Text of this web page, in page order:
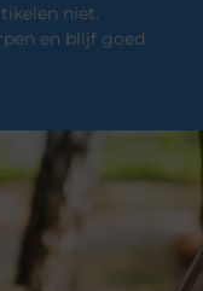
niet.
en blijf goed